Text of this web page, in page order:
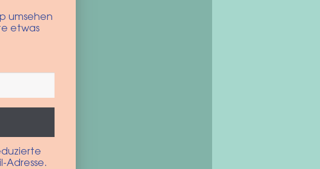
umsehen
etwas
Adresse.